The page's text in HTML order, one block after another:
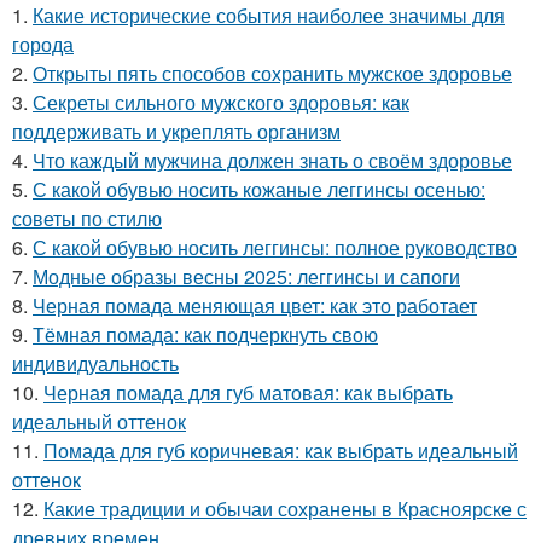
1. Какие исторические события наиболее значимы для
города
2. Открыты пять способов сохранить мужское здоровье
3. Секреты сильного мужского здоровья: как
поддерживать и укреплять организм
4. Что каждый мужчина должен знать о своём здоровье
5. С какой обувью носить кожаные леггинсы осенью:
советы по стилю
6. С какой обувью носить леггинсы: полное руководство
7. Модные образы весны 2025: леггинсы и сапоги
8. Черная помада меняющая цвет: как это работает
9. Тёмная помада: как подчеркнуть свою
индивидуальность
10. Черная помада для губ матовая: как выбрать
идеальный оттенок
11. Помада для губ коричневая: как выбрать идеальный
оттенок
12. Какие традиции и обычаи сохранены в Красноярске с